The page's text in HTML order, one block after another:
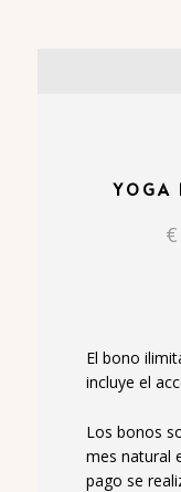
YOGA
€
El bono
incluye el
Los bonos
mes natural
pago se